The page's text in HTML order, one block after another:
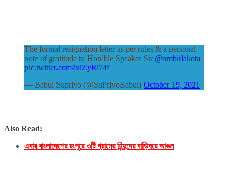
The formal resignation letter as per rules & a personal
note of gratitude to Hon’ble Speaker Sir @ombirlakota
pic.twitter.com/lviZyRi74f
— Babul Supriyo (@SuPriyoBabul) October 19, 2021
Also Read:
এবার বাংলাদেশের রংপুরে ৩টি গ্রামের হিন্দুদের বাড়িঘরে আগুন